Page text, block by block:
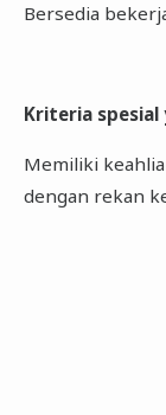
Bersedia
Kriteria
Memiliki
dengan rekan